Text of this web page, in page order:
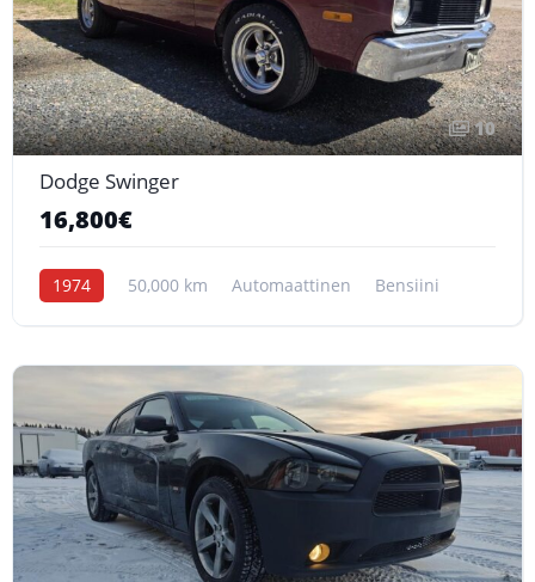
10
Dodge Swinger
16,800€
1974 50,000 km Automaattinen Bensiini